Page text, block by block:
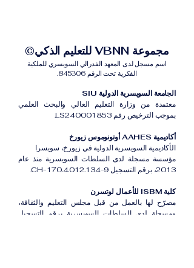
مجموعة VBNN للتعليم الذكي©
اسم مسجل لدى المعهد الفدرالي السويسري للملكية
الفكرية تحت الرقم 845306.
الجامعة السويسرية الدولية SIU
معتمدة من وزارة التعليم العالي والبحث العلمي
بموجب الترخيص رقم LS240001853.
أكاديمية AAHES أوتونوموس زيورخ
الأكاديمية السويسرية الدولية في زيورخ، سويسرا
مؤسسة مسجلة لدى السلطات السويسرية منذ عام
2013، برقم التسجيل CH-170.4.012.134-9.
كلية ISBM للأعمال لوتسرن
مصرّح لها بالعمل من قبل مجلس التعليم والثقافة،
ومسجلة لدى السلطات السويسرية برقم التسجيل